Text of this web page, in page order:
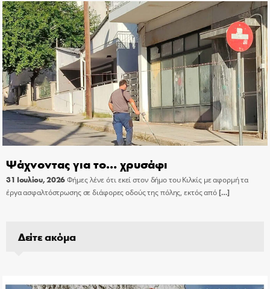
Ψάχνοντας για το… χρυσάφι
31 Ιουλίου, 2026Φήμες λένε ότι εκεί στον δήμο του Κιλκίς με αφορμή τα
έργα ασφαλτόστρωσης σε διάφορες οδούς της πόλης, εκτός από[…]
Δείτε ακόμα